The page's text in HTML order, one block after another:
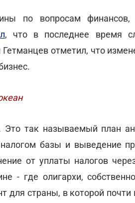
по вопросам финансов,
, что в последнее время
отметил, что
Это так называемый план
базы и выведение
от уплаты налогов
- где олигархи,
для страны, в которой почти